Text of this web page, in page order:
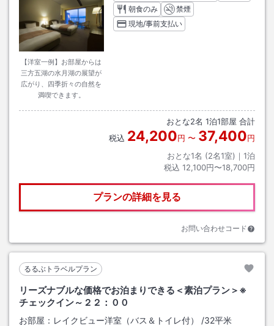
【洋室一例】お部屋からは
三方五湖の水月湖の展望が
広がり、四季折々の自然を
満喫できます。
朝食のみ
禁煙
現地/事前支払い
おとな2名 1泊1部屋 合計
税込 24,200円 〜 37,400円
おとな1名 (2名1室)｜ 1泊
税込 12,100円〜18,700円
プランの詳細を見る
お問い合わせコード
るるぶトラベルプラン
リーズナブルな価格でお泊まりできる＜素泊プラン＞※
チェックイン～２２：００
お部屋： レイクビュー洋室（バス＆トイレ付） /32平米